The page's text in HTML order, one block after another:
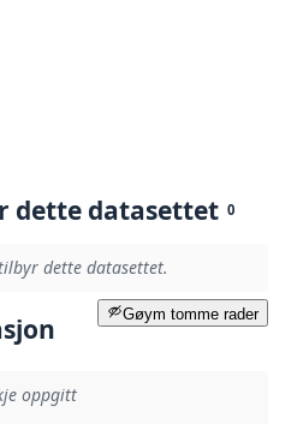
dette datasettet 0
dette datasettet.
Gøym tomme rader
oppgitt